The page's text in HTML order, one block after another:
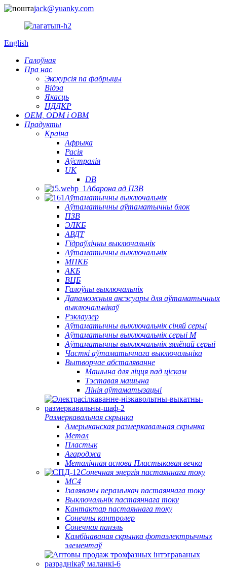
jack@yuanky.com
English
Галоўная
Пра нас
Экскурсія па фабрыцы
Відэа
Якасць
НДДКР
OEM, ODM і OBM
Прадукты
Краіна
Афрыка
Расія
Аўстралія
UK
DB
Абарона ад ПЗВ
Аўтаматычны выключальнік
Аўтаматычны аўтаматычны блок
ПЗВ
ЭЛКБ
АВДТ
Гідраўлічны выключальнік
Аўтаматычны выключальнік
МПКБ
АКБ
ВЦБ
Галоўны выключальнік
Дапаможныя аксэсуары для аўтаматычных
выключальнікаў
Рэклаузер
Аўтаматычны выключальнік сіняй серыі
Аўтаматычны выключальнік серыі M
Аўтаматычны выключальнік зялёнай серыі
Часткі аўтаматычнага выключальніка
Вытворчае абсталяванне
Машына для ліцця пад ціскам
Тэставая машына
Лінія аўтаматызацыі
Размеркавальная скрынка
Амерыканская размеркавальная скрынка
Метал
Пластык
Агароджа
Металічная аснова Пластыкавая вечка
Сонечная энергія пастаяннага току
МС4
Ізаляваны перамыкач пастаяннага току
Выключальнік пастаяннага току
Кантактар ​​пастаяннага току
Сонечны кантролер
Сонечная панэль
Камбінаваная скрынка фотаэлектрычных
элементаў